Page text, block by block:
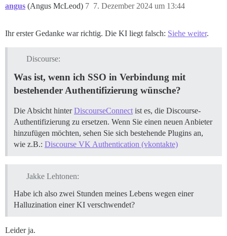
angus (Angus McLeod) 7. Dezember 2024 um 13:44
7
Ihr erster Gedanke war richtig. Die KI liegt falsch: Siehe weiter.
Discourse:
Was ist, wenn ich SSO in Verbindung mit
bestehender Authentifizierung wünsche?
Die Absicht hinterDiscourseConnectist es, die Discourse-
Authentifizierung zu ersetzen. Wenn Sie einen neuen Anbieter
hinzufügen möchten, sehen Sie sich bestehende Plugins an,
wie z.B.: Discourse VK Authentication (vkontakte)
Jakke Lehtonen:
Habe ich also zwei Stunden meines Lebens wegen einer
Halluzination einer KI verschwendet?
Leider ja.